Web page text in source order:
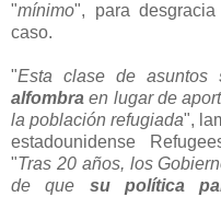
"mínimo", para
caso.
"Esta clase de asuntos
alfombra en lugar de
la población refugiada",
estadounidense
"Tras 20 años, los
de que su política